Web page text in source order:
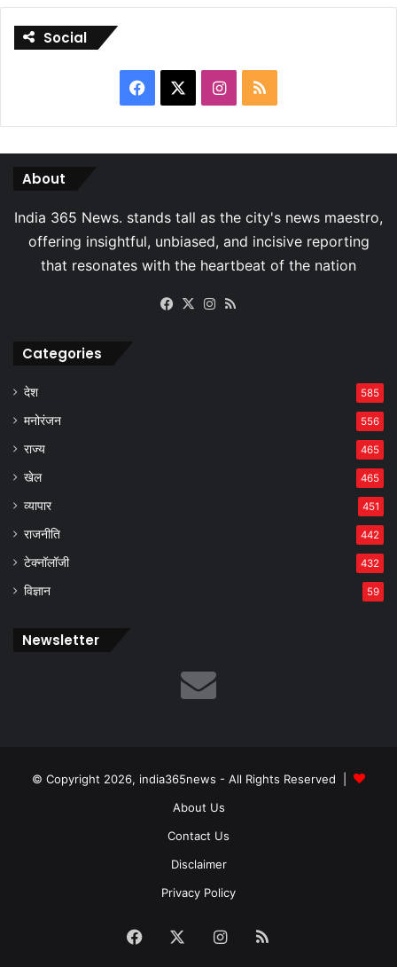
Social
Facebook Instagram
RSS
About
Facebook
X Instagram
Categories
देश 585
मनोरंजन 556
राज्य 465
खेल 465
व्यापार 451
राजनीति 442
टेक्नॉलॉजी 432
विज्ञान 59
Newsletter
© Copyright 2026, india365news - All Rights Reserved |
About Us
Contact Us
Disclaimer
Privacy Policy
Facebook Instagram
RSS